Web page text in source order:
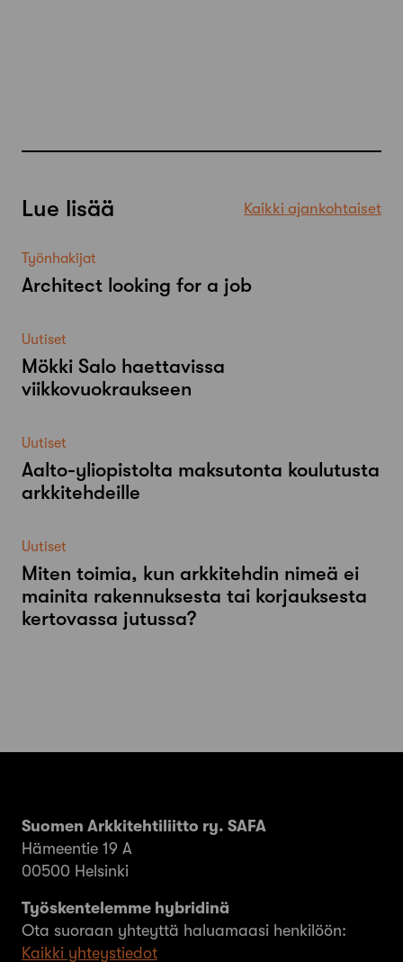
Lue lisää Kaikki ajankohtaiset
Työnhakijat
Architect looking for a job
Uutiset
Mökki Salo haettavissa
viikkovuokraukseen
Uutiset
Aalto-​yliopistolta maksutonta koulutusta
arkkitehdeille
Uutiset
Miten toimia, kun arkkitehdin nimeä ei
mainita rakennuksesta tai korjauksesta
kertovassa jutussa?
Suomen Arkkitehtiliitto ry. SAFA
Hämeentie 19 A
00500 Helsinki
Työskentelemme hybridinä
Ota suoraan yhteyttä haluamaasi henkilöön:
Kaikki yhteystiedot